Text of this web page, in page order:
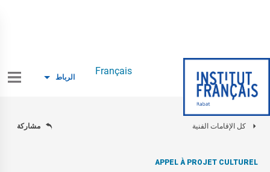
Français
الرباط
كل الإقامات الفنية مشاركة
APPEL À PROJET CULTUREL